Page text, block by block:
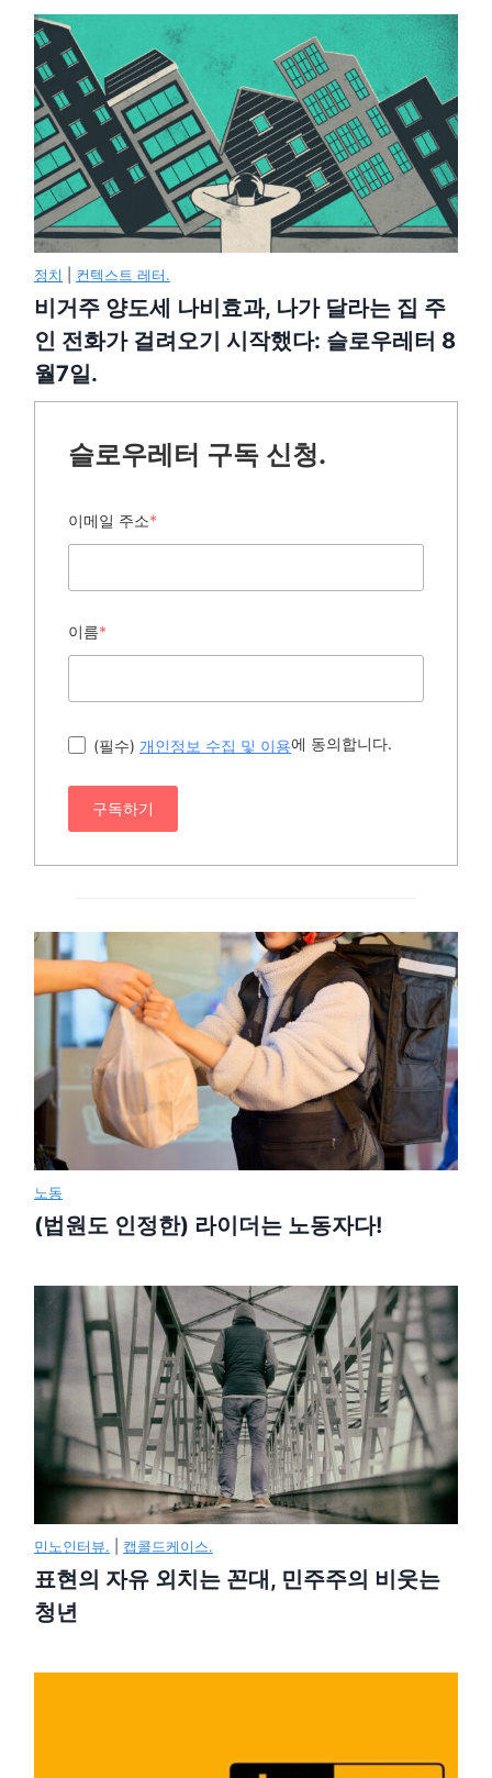
정치 컨텍스트 레터.
비거주 양도세 나비효과, 나가 달라는 집 주
인 전화가 걸려오기 시작했다: 슬로우레터 8
월7일.
슬로우레터 구독 신청.
이메일 주소*
이름*
(필수) 개인정보 수집 및 이용에 동의합니다.
구독하기
노동
(법원도 인정한) 라이더는 노동자다!
민노인터뷰. 캡콜드케이스.
표현의 자유 외치는 꼰대, 민주주의 비웃는
청년